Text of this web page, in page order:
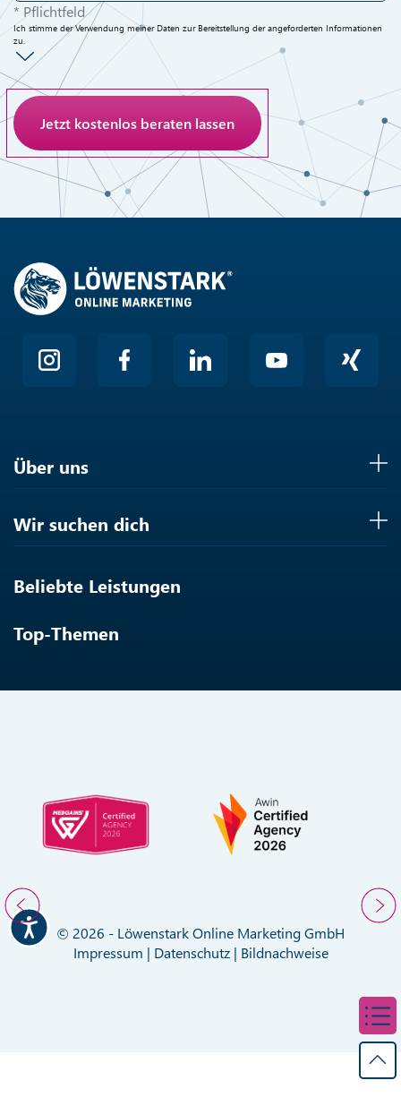
* Pflichtfeld
Ich stimme der Verwendung meiner Daten zur Bereitstellung der angeforderten Informationen
zu.
Anti-Roboter-Verifizierung
Hier klicken
Über uns
Wir suchen dich
Beliebte Leistungen
Top-Themen
© 2026 - Löwenstark Online Marketing GmbH
Impressum | Datenschutz| Bildnachweise